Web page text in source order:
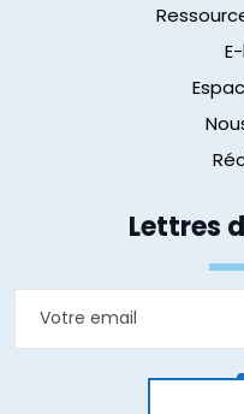
Lettres